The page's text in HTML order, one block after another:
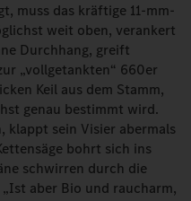
muss das kräftige 11-mm-
weit oben, verankert
Durchhang, greift
„vollgetankten“ 660er
Keil aus dem Stamm,
genau bestimmt wird.
klappt sein Visier abermals
bohrt sich ins
schwirren durch die
aber Bio und raucharm,